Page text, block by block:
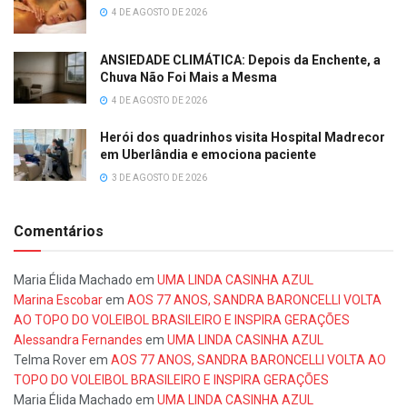
4 DE AGOSTO DE 2026
ANSIEDADE CLIMÁTICA: Depois da Enchente, a
Chuva Não Foi Mais a Mesma
4 DE AGOSTO DE 2026
Herói dos quadrinhos visita Hospital Madrecor
em Uberlândia e emociona paciente
3 DE AGOSTO DE 2026
Comentários
Maria Élida Machado em UMA LINDA CASINHA AZUL
Marina Escobarem AOS 77 ANOS, SANDRA BARONCELLI VOLTA
AO TOPO DO VOLEIBOL BRASILEIRO E INSPIRA GERAÇÕES
Alessandra Fernandes em UMA LINDA CASINHA AZUL
Telma Roverem AOS 77 ANOS, SANDRA BARONCELLI VOLTA AO
TOPO DO VOLEIBOL BRASILEIRO E INSPIRA GERAÇÕES
Maria Élida Machado em UMA LINDA CASINHA AZUL